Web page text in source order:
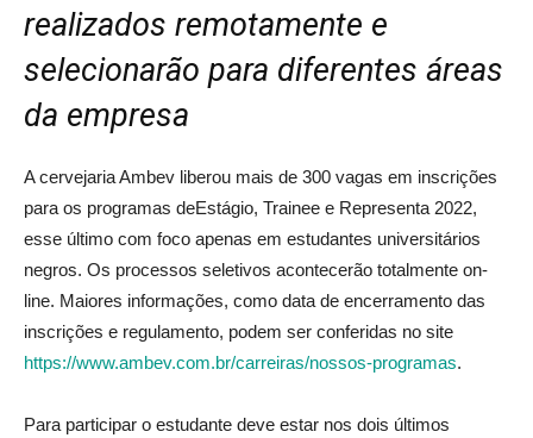
realizados remotamente e
selecionarão para diferentes áreas
da empresa
A cervejaria Ambev liberou mais de 300 vagas em inscrições
para os programas deEstágio, Trainee e Representa 2022,
esse último com foco apenas em estudantes universitários
negros. Os processos seletivos acontecerão totalmente on-
line. Maiores informações, como data de encerramento das
inscrições e regulamento, podem ser conferidas no site
https://www.ambev.com.br/carreiras/nossos-programas.
Para participar o estudante deve estar nos dois últimos